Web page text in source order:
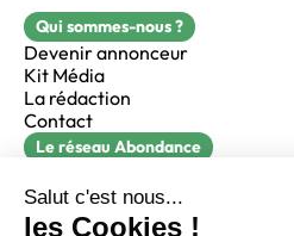
Qui sommes-nous ?
Devenir annonceur
Kit Média
La rédaction
Contact
Le réseau Abondance
Réacteur
alfie formation